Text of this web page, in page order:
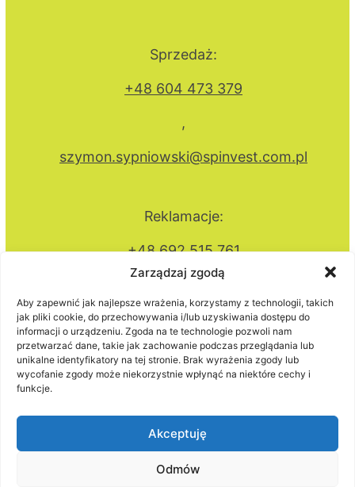
Zarządzaj zgodą
Aby zapewnić jak najlepsze wrażenia, korzystamy z technologii, takich
jak pliki cookie, do przechowywania i/lub uzyskiwania dostępu do
informacji o urządzeniu. Zgoda na te technologie pozwoli nam
przetwarzać dane, takie jak zachowanie podczas przeglądania lub
unikalne identyfikatory na tej stronie. Brak wyrażenia zgody lub
wycofanie zgody może niekorzystnie wpłynąć na niektóre cechy i
funkcje.
Akceptuję
Odmów
Sprzedaż:
+48 604 473 379
,
szymon.sypniowski@spinvest.com.pl
Reklamacje:
+48 692 515 761
,
joanna.sypniowska@spinvest.com.pl
Polityka prywatności